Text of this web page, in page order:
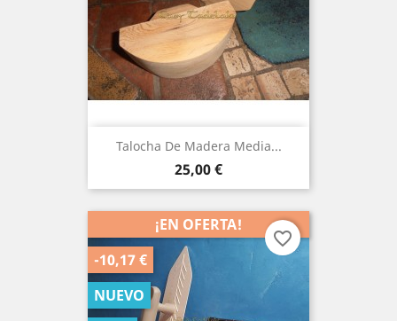
Talocha De Madera Media...
Precio
25,00 €
¡EN OFERTA!
-10,17 €
NUEVO
favorite_border